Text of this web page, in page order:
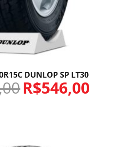
DUNLOP SP LT30
R$546,00